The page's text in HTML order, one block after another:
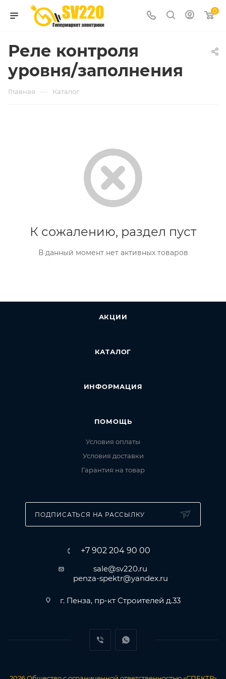
0
Реле контроля
уровня/заполнения
Главная — Каталог
К сожалению, раздел пуст
В данный момент нет активных товаров
АКЦИИ
КАТАЛОГ
ИНФОРМАЦИЯ
ПОМОЩЬ
Условия оплаты
Условия доставки
Гарантия на товар
ПОДПИСАТЬСЯ НА РАССЫЛКУ
+7 902 204 90 00
sale@sv220.ru
penza-spektr@yandex.ru
г. Пенза, пр-кт Строителей д.33